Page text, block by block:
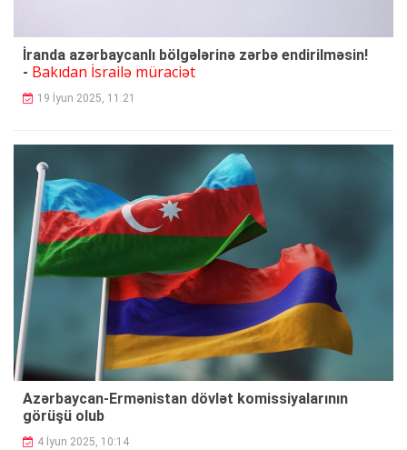
İranda azərbaycanlı bölgələrinə zərbə endirilməsin!
- Bakıdan İsrailə müraciət
19 İyun 2025, 11:21
Azərbaycan-Ermənistan dövlət komissiyalarının
görüşü olub
4 İyun 2025, 10:14